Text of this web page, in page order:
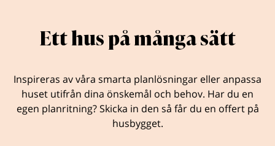
Ett hus på många sätt
Inspireras av våra smarta planlösningar eller anpassa
huset utifrån dina önskemål och behov. Har du en
egen planritning? Skicka in den så får du en offert på
husbygget.